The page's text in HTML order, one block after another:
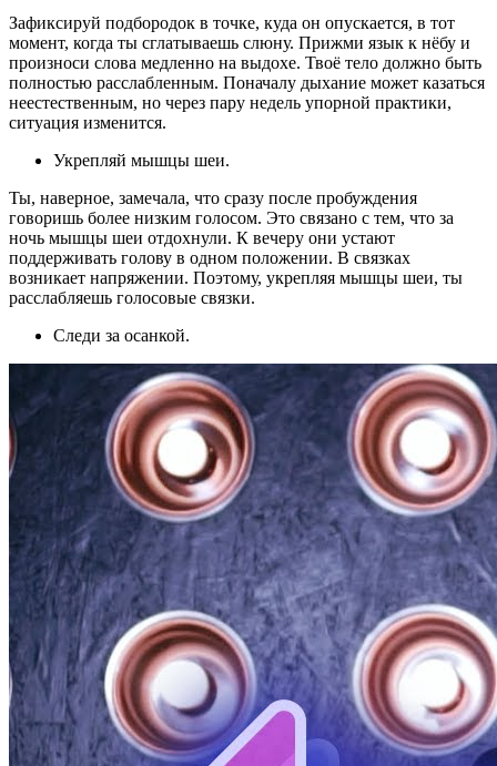
Зафиксируй подбородок в точке, куда он опускается, в тот
момент, когда ты сглатываешь слюну. Прижми язык к нёбу и
произноси слова медленно на выдохе. Твоё тело должно быть
полностью расслабленным. Поначалу дыхание может казаться
неестественным, но через пару недель упорной практики,
ситуация изменится.
Укрепляй мышцы шеи.
Ты, наверное, замечала, что сразу после пробуждения
говоришь более низким голосом. Это связано с тем, что за
ночь мышцы шеи отдохнули. К вечеру они устают
поддерживать голову в одном положении. В связках
возникает напряжении. Поэтому, укрепляя мышцы шеи, ты
расслабляешь голосовые связки.
Следи за осанкой.